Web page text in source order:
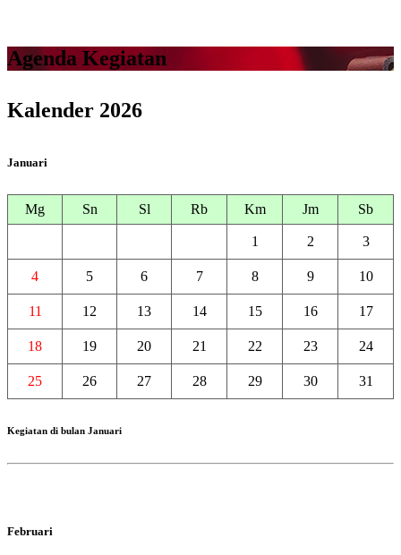
Agenda Kegiatan
Kalender 2026
Januari
Mg Sn Sl Rb Km Jm Sb
1 2 3
4 5 6 7 8 9 10
11 12 13 14 15 16 17
18 19 20 21 22 23 24
25 26 27 28 29 30 31
Kegiatan di bulan Januari
Februari